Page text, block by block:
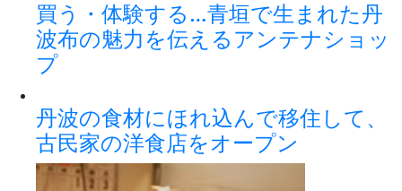
買う・体験する…青垣で生まれた丹
波布の魅力を伝えるアンテナショッ
プ
丹波の食材にほれ込んで移住して、
古民家の洋食店をオープン